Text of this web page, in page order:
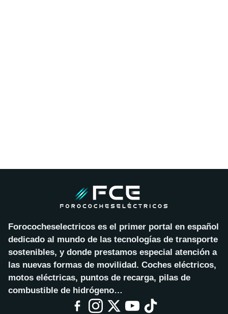
Forococheselectricos es el primer portal en español
dedicado al mundo de las tecnologías de transporte
sostenibles, y donde prestamos especial atención a
las nuevas formas de movilidad. Coches eléctricos,
motos eléctricas, puntos de recarga, pilas de
combustible de hidrógeno…